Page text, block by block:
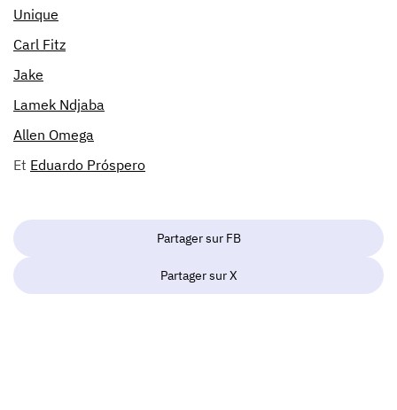
Unique
Carl Fitz
Jake
Lamek Ndjaba
Allen Omega
Et Eduardo Próspero
Partager sur FB
Partager sur X